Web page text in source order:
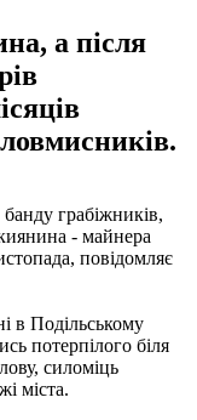
а після
грабіжників,
- майнера
повідомляє
в Подільському
потерпілого біля
силоміць
міста.